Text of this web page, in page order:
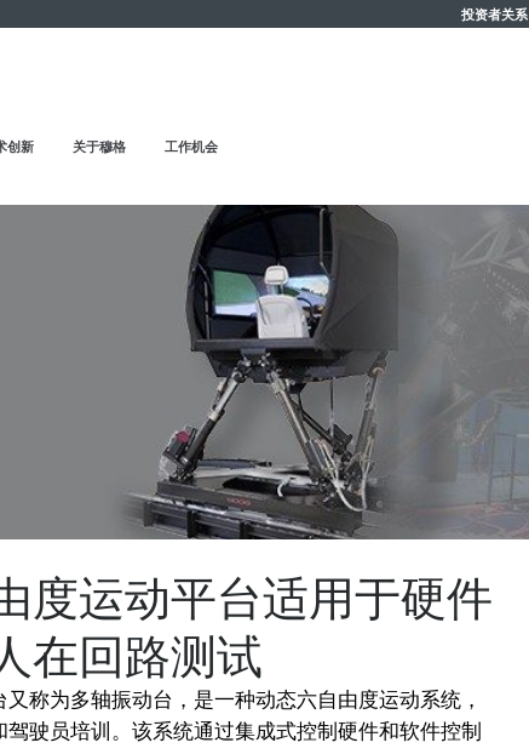
投资者关系
创新 关于穆格 工作机会
度运动平台适用于硬件
在回路测试
称为多轴振动台，是一种动态六自由度运动系统，
驶员培训。该系统通过集成式控制硬件和软件控制